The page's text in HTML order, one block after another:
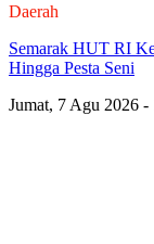
Daerah
Semarak HUT RI
Hingga Pesta Seni
Jumat, 7 Agu 2026